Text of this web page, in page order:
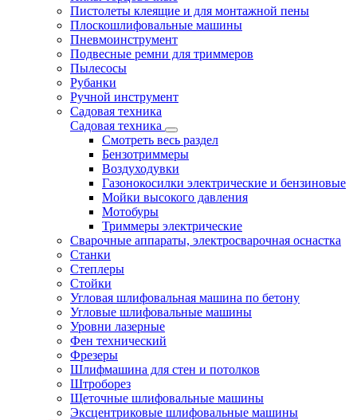
Пистолеты клеящие и для монтажной пены
Плоскошлифовальные машины
Пневмоинструмент
Подвесные ремни для триммеров
Пылесосы
Рубанки
Ручной инструмент
Садовая техника
Садовая техника
Смотреть весь раздел
Бензотриммеры
Воздуходувки
Газонокосилки электрические и бензиновые
Мойки высокого давления
Мотобуры
Триммеры электрические
Сварочные аппараты, электросварочная оснастка
Станки
Степлеры
Стойки
Угловая шлифовальная машина по бетону
Угловые шлифовальные машины
Уровни лазерные
Фен технический
Фрезеры
Шлифмашина для стен и потолков
Штроборез
Щеточные шлифовальные машины
Эксцентриковые шлифовальные машины